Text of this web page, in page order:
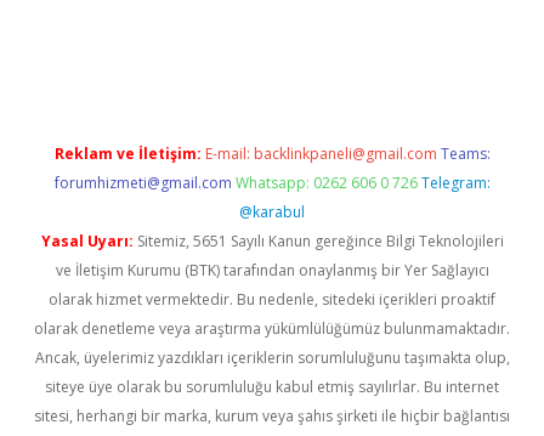
Reklam ve İletişim: E-mail: backlinkpaneli@gmail.com Teams:
forumhizmeti@gmail.com Whatsapp: 0262 606 0 726 Telegram:
@karabul
Yasal Uyarı: Sitemiz, 5651 Sayılı Kanun gereğince Bilgi Teknolojileri
ve İletişim Kurumu (BTK) tarafından onaylanmış bir Yer Sağlayıcı
olarak hizmet vermektedir. Bu nedenle, sitedeki içerikleri proaktif
olarak denetleme veya araştırma yükümlülüğümüz bulunmamaktadır.
Ancak, üyelerimiz yazdıkları içeriklerin sorumluluğunu taşımakta olup,
siteye üye olarak bu sorumluluğu kabul etmiş sayılırlar. Bu internet
sitesi, herhangi bir marka, kurum veya şahıs şirketi ile hiçbir bağlantısı